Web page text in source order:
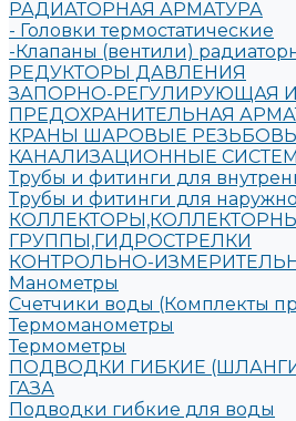
РАДИАТОРНАЯ АРМАТУРА
- Головки термостатические
-Клапаны (вентили)
РЕДУКТОРЫ ДАВЛЕНИЯ
ЗАПОРНО-РЕГУЛИРУЮЩАЯ И
ПРЕДОХРАНИТЕЛЬНАЯ
КРАНЫ ШАРОВЫЕ
КАНАЛИЗАЦИОННЫЕ
Трубы и фитинги для
Трубы и фитинги для
ГРУППЫ,ГИДРОСТРЕЛКИ
КОНТРОЛЬНО-
Манометры
Счетчики воды (Комплекты
Термоманометры
Термометры
ПОДВОДКИ ГИБКИЕ
ГАЗА
Подводки гибкие для воды